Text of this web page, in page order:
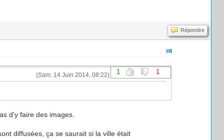
Répondre
#8
1 1
(Sam. 14 Juin 2014, 08:22)
d'y faire des images.
diffusées, ça se saurait si la ville était